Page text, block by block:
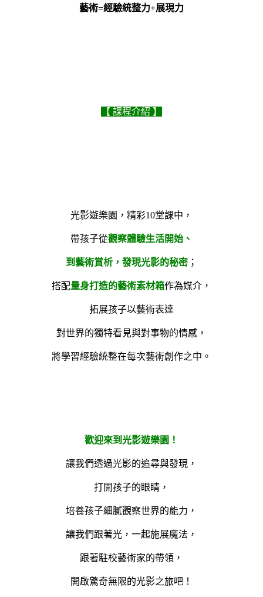
藝術=經驗統整力+展現力
【 課程介紹 】
光影遊樂園，精彩10堂課中，
帶孩子從觀察體驗生活開始、
到藝術賞析，發現光影的秘密 ；
搭配量身打造的藝術素材箱作為媒介，
拓展孩子以藝術表達
對世界的獨特看見與對事物的情感，
將學習經驗統整在每次藝術創作之中。
歡迎來到光影遊樂園！
讓我們透過光影的追尋與發現，
打開孩子的眼睛，
培養孩子細膩觀察世界的能力，
讓我們跟著光，一起施展魔法，
跟著駐校藝術家的帶領，
開啟驚奇無限的光影之旅吧！